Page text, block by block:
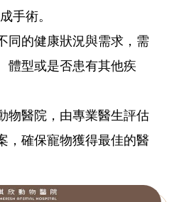
手術。
同的健康狀況與需求，需
體型或是否患有其他疾
物醫院，由專業醫生評估
，確保寵物獲得最佳的醫